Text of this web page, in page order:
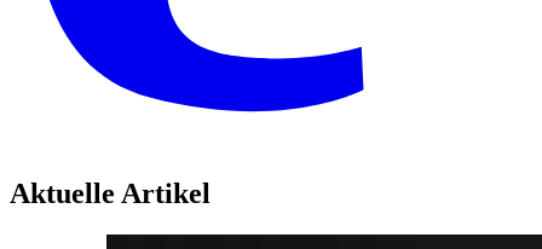
Aktuelle Artikel